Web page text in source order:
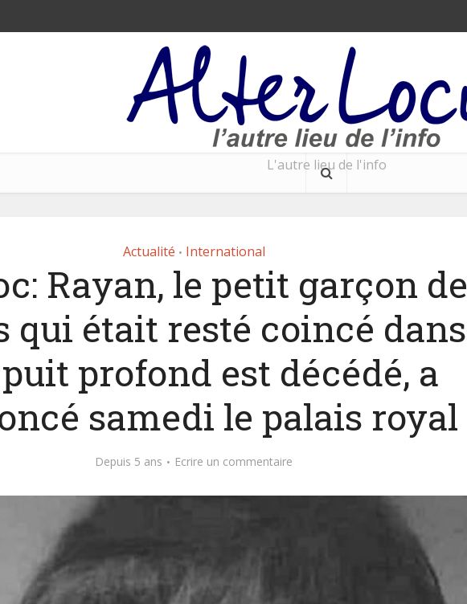
L'autre lieu de l'info
Actualité • International
Rayan, le petit garçon de
qui était resté coincé dans
profond est décédé, a
samedi le palais royal
Depuis 5 ans Ecrire un commentaire